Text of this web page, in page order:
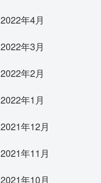
2022年4月
2022年3月
2022年2月
2022年1月
2021年12月
2021年11月
2021年10月